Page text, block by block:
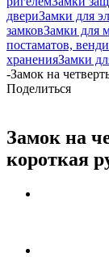
двериЗамки для
замковЗамки для
постаматов,
храненияЗамки
-Замок на
Поделиться
Замок на
короткая